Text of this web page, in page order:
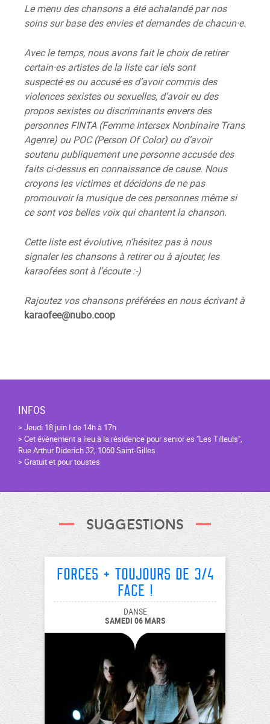
Le menu des chansons a été achalandé par nos
soins sur base des envies et demandes de chacun·e.
Avec le temps, nous avons fait le choix de retirer
certain·es artistes de la liste car iels sont
suspecté·es ou accusé·es d’avoir commis des
violences sexistes ou sexuelles, d’avoir eu des
propos sexistes ou discriminants envers des
personnes FINTA (Femme Intersex Nonbinaire Trans
Agenre) ou POC (Person Of Color) ou d’avoir
soutenu publiquement une personne accusée des
faits ci-dessus en connaissance de cause. Nous
croyons les victimes et décidons de ne pas
promouvoir la musique de ces personnes même si
ce sont vos belles voix qui chantent la chanson.
Cette liste est évolutive, n’hésitez pas à nous
signaler les chansons à retirer ou à ajouter, les
karaofées sont à l’écoute :-)
Rajoutez vos chansons préférées en nousécrivant à
karaofee@nubo.coop
INFOS
> Jeudi 18 juin I de 14h à 17h
> Cet événement a lieu à la résidence pour senior·es "Les Tilleuls",
Rue Arthur Diderich 32, 1060 Saint-Gilles
> Gratuit et pour toustes
Suggestions
Forces + Toujours de 3/4
face !
DANSE
SAMEDI 06 MARS